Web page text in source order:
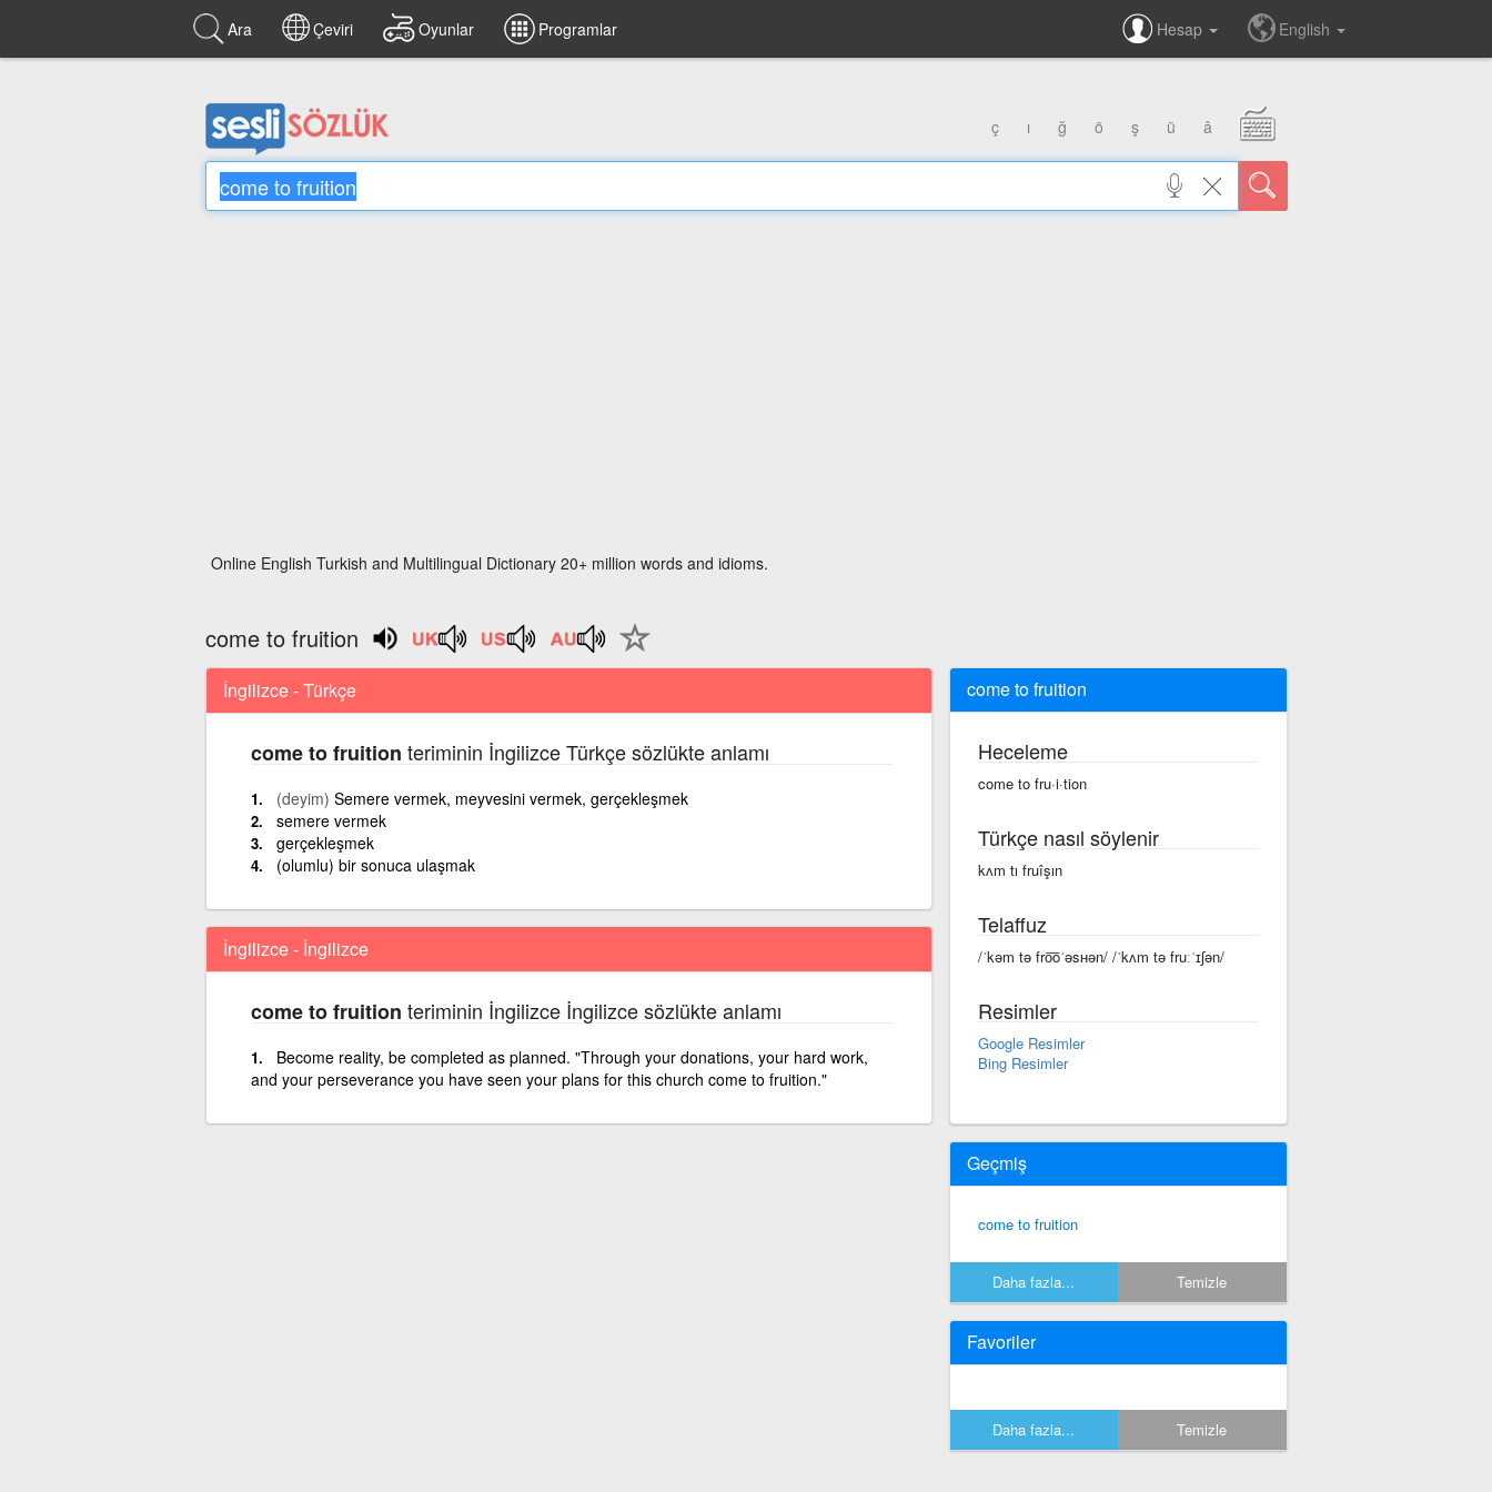
Ara Çeviri Oyunlar Programlar Hesap English
ç ı ğ ö ş ü â
Online English Turkish and Multilingual Dictionary 20+ million words and idioms.
come to fruition
İngilizce - Türkçe
come to fruition teriminin İngilizce Türkçe sözlükte anlamı
(deyim) Semere vermek, meyvesini vermek, gerçekleşmek
semere vermek
gerçekleşmek
(olumlu) bir sonuca ulaşmak
İngilizce - İngilizce
come to fruition teriminin İngilizce İngilizce sözlükte anlamı
Become reality, be completed as planned. "Through your donations, your hard work,
and your perseverance you have seen your plans for this church come to fruition."
come to fruition
Heceleme
come to fru·i·tion
Türkçe nasıl söylenir
kʌm tı fruîşın
Telaffuz
/ˈkəm tə fro͞oˈəsʜən/ /ˈkʌm tə fruːˈɪʃən/
Resimler
Google Resimler
Bing Resimler
Geçmiş
come to fruition
Daha fazla... Temizle
Favoriler
Daha fazla... Temizle